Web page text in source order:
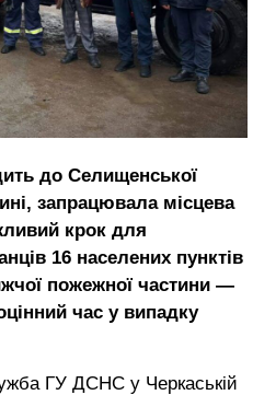
до Селищенської
запрацювала місцева
крок для
16 населених пунктів
пожежної частини —
час у випадку
ГУ ДСНС у Черкаській